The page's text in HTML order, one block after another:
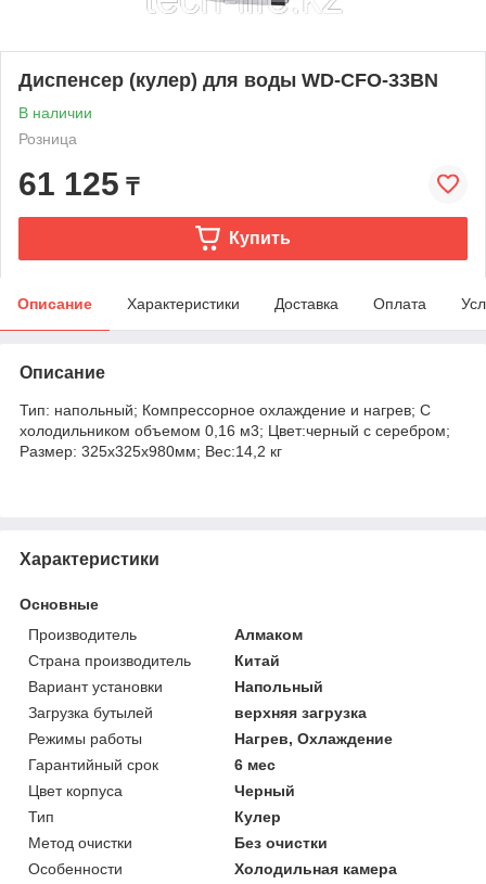
Диспенсер (кулер) для воды WD-CFO-33BN
В наличии
Розница
61 125 ₸
Купить
Описание Характеристики Доставка Оплата
Описание
Тип: напольный; Компрессорное охлаждение и нагрев; С
холодильником объемом 0,16 м3; Цвет:черный с серебром;
Размер: 325x325x980мм; Вес:14,2 кг
Характеристики
Основные
Производитель
Алмаком
Страна производитель
Китай
Вариант установки
Напольный
Загрузка бутылей
верхняя загрузка
Режимы работы
Нагрев, Охлаждение
Гарантийный срок
6 мес
Цвет корпуса
Черный
Тип
Кулер
Метод очистки
Без очистки
Особенности
Холодильная камера